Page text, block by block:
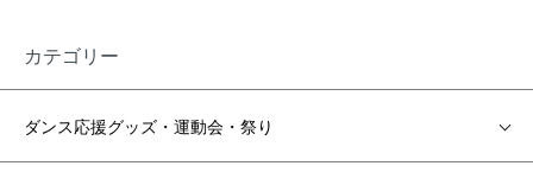
カテゴリー
ダンス応援グッズ・運動会・祭り